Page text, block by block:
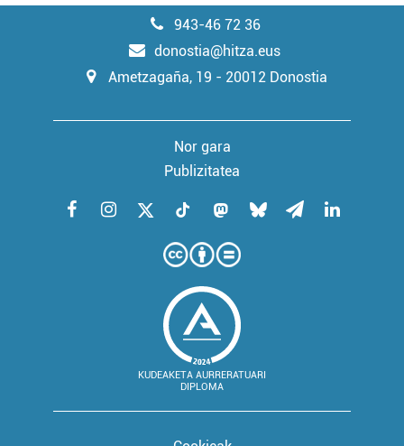
943-46 72 36
donostia@hitza.eus
Ametzagaña, 19 - 20012 Donostia
Nor gara
Publizitatea
KUDEAKETA AURRERATUARI
DIPLOMA